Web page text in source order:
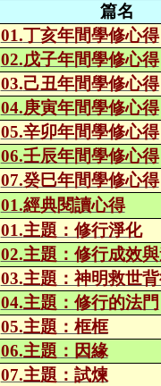
篇名
01.丁亥年間學修心得
02.戊子年間學修心得
03.己丑年間學修心得
04.庚寅年間學修心得
05.辛卯年間學修心得
06.壬辰年間學修心得
07.癸巳年間學修心得
01.經典閱讀心得
01.主題：修行淨化
02.主題：修行成效
03.主題：神明救世
04.主題：修行的法門
05.主題：框框
06.主題：因緣
07.主題：試煉